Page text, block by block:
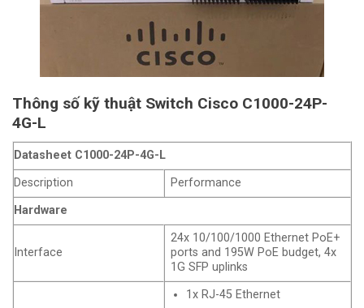
Thông số kỹ thuật Switch Cisco C1000-24P-
4G-L
Datasheet C1000-24P-4G-L
Description
Performance
Hardware
Interface
24x 10/100/1000 Ethernet PoE+
ports and 195W PoE budget, 4x
1G SFP uplinks
1x RJ-45 Ethernet